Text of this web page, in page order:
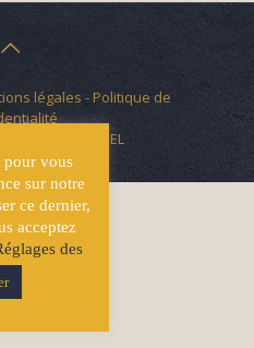
légales - Politique de
Lucas GICQUEL
pour vous
sur notre
ce dernier,
acceptez
des